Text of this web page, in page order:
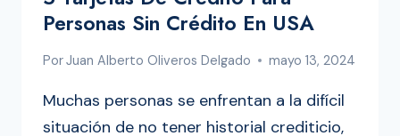
Personas Sin Crédito En USA
PorJuan Alberto Oliveros Delgado mayo 13, 2024
Muchas personas se enfrentan a la difícil
situación de no tener historial crediticio,